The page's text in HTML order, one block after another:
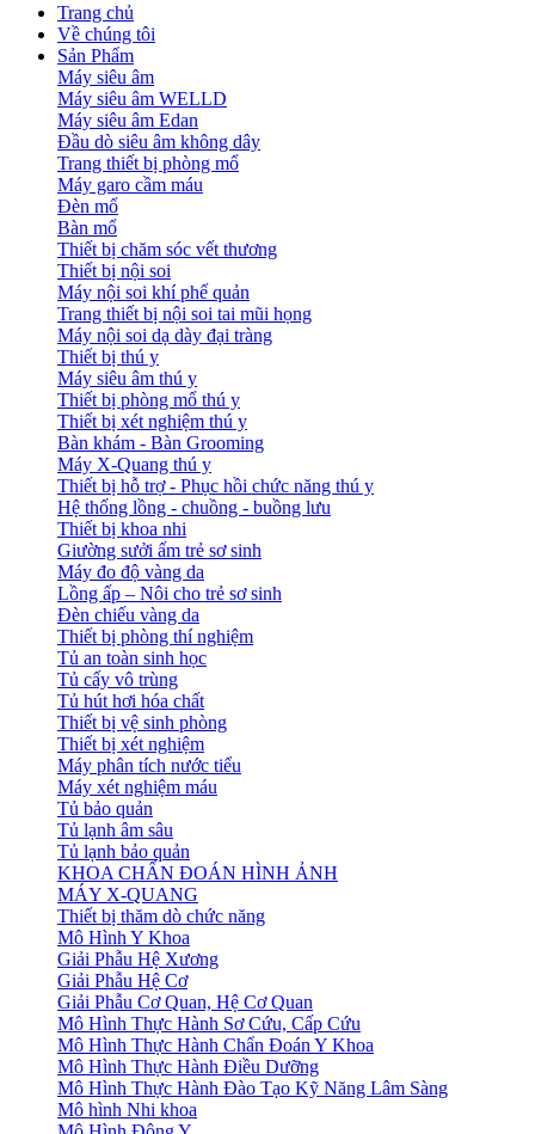
Trang chủ
Về chúng tôi
Sản Phẩm
Máy siêu âm
Máy siêu âm WELLD
Máy siêu âm Edan
Đầu dò siêu âm không dây
Trang thiết bị phòng mổ
Máy garo cầm máu
Đèn mổ
Bàn mổ
Thiết bị chăm sóc vết thương
Thiết bị nội soi
Máy nội soi khí phế quản
Trang thiết bị nội soi tai mũi họng
Máy nội soi dạ dày đại tràng
Thiết bị thú y
Máy siêu âm thú y
Thiết bị phòng mổ thú y
Thiết bị xét nghiệm thú y
Bàn khám - Bàn Grooming
Máy X-Quang thú y
Thiết bị hỗ trợ - Phục hồi chức năng thú y
Hệ thống lồng - chuồng - buồng lưu
Thiết bị khoa nhi
Giường sưởi ấm trẻ sơ sinh
Máy đo độ vàng da
Lồng ấp – Nôi cho trẻ sơ sinh
Đèn chiếu vàng da
Thiết bị phòng thí nghiệm
Tủ an toàn sinh học
Tủ cấy vô trùng
Tủ hút hơi hóa chất
Thiết bị vệ sinh phòng
Thiết bị xét nghiệm
Máy phân tích nước tiểu
Máy xét nghiệm máu
Tủ bảo quản
Tủ lạnh âm sâu
Tủ lạnh bảo quản
KHOA CHẨN ĐOÁN HÌNH ẢNH
MÁY X-QUANG
Thiết bị thăm dò chức năng
Mô Hình Y Khoa
Giải Phẫu Hệ Xương
Giải Phẫu Hệ Cơ
Giải Phẫu Cơ Quan, Hệ Cơ Quan
Mô Hình Thực Hành Sơ Cứu, Cấp Cứu
Mô Hình Thực Hành Chẩn Đoán Y Khoa
Mô Hình Thực Hành Điều Dưỡng
Mô Hình Thực Hành Đào Tạo Kỹ Năng Lâm Sàng
Mô hình Nhi khoa